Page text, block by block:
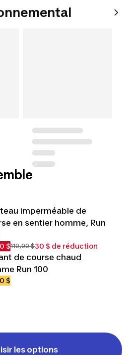
imperméable de
en sentier homme, Run
$110,00 $30 $ de réduction
de course chaud
Run 100
$
les options